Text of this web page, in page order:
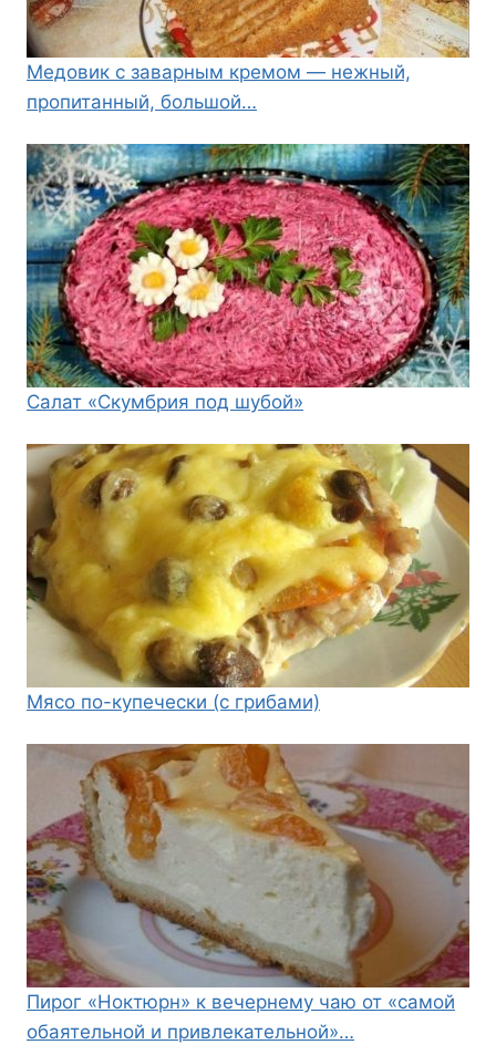
Медовик с заварным кремом — нежный,
пропитанный, большой…
Салат «Скумбрия под шубой»
Мясо по-купечески (с грибами)
Пирог «Ноктюрн» к вечернему чаю от «самой
обаятельной и привлекательной»…